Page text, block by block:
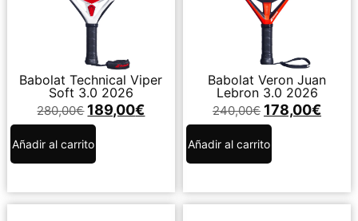
Babolat Technical Viper
Soft 3.0 2026
280,00€ 189,00€
Añadir al carrito
Babolat Veron Juan
Lebron 3.0 2026
240,00€ 178,00€
Añadir al carrito